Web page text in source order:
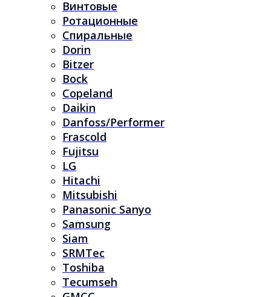
Винтовые
Ротационные
Спиральные
Dorin
Bitzer
Bock
Copeland
Daikin
Danfoss/Performer
Frascold
Fujitsu
LG
Hitachi
Mitsubishi
Panasonic Sanyo
Samsung
Siam
SRMTec
Toshiba
Tecumseh